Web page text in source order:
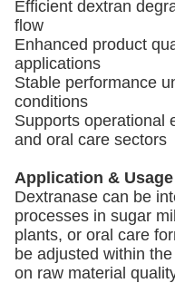
Efficient dextran
flow
Enhanced product
applications
Stable performance
conditions
Supports operational
and oral care sectors
Application & Usage
Dextranase can be
processes in sugar
plants, or oral care
be adjusted within
on raw material